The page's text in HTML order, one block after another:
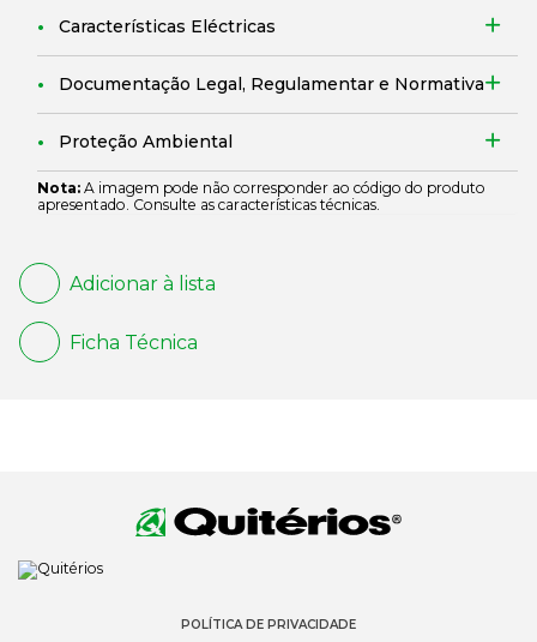
Características Eléctricas
Documentação Legal, Regulamentar e Normativa
Proteção Ambiental
Nota: A imagem pode não corresponder ao código do produto
apresentado. Consulte as características técnicas.
Adicionar à lista
Ficha Técnica
POLÍTICA DE PRIVACIDADE